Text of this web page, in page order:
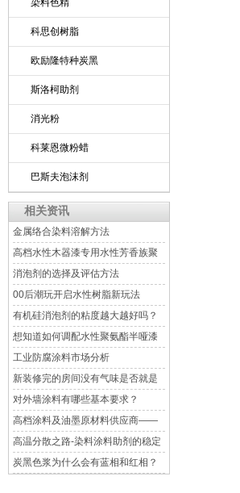
染料色精
科思创树脂
欧励隆特种炭黑
斯洛柯助剂
消光粉
科莱恩微粉蜡
巴斯夫泡沫剂
相关资讯
金属络合染料溶解方法
高档水性木器漆专用水性芳香族聚
氨酯树脂 PU-3206
消泡剂的选择及评估方法
00后潮玩开启水性树脂新玩法
有机硅消泡剂的粘度越大越好吗？
想知道如何调配水性聚氨酯半哑漆
吗
工业防腐涂料市场分析
新装修完的房间没有气味是否就是
安全的呢？
对外墙涂料有哪些基本要求？
高档涂料及油墨原材料供应商——
佛山三升贸易
高温分散之路-染料涂料助剂的稳定
性
炭黑色浆为什么会有蓝相和红相？